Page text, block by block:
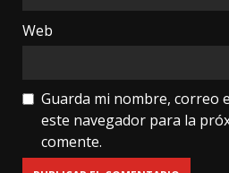
Web
Guarda mi nombre, correo
este navegador para la
comente.